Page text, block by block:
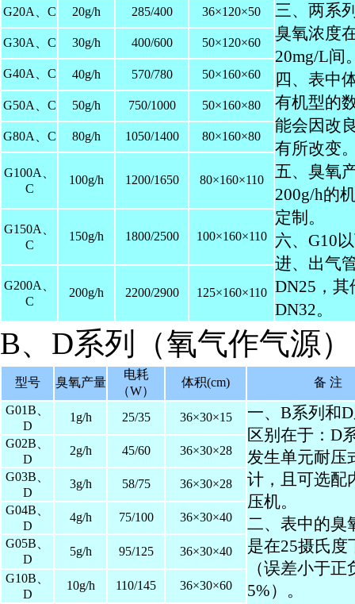
三、两系
臭氧浓度
20mg/L间
四、表中
有机型的
能会因改
有所改变
五、臭氧
200g/h的
定制。
六、G10
进、出气
DN25，其
DN32。
G20A、C 20g/h 285/400 36×120×50
G30A、C 30g/h 400/600 50×120×60
G40A、C 40g/h 570/780 50×160×60
G50A、C 50g/h 750/1000 50×160×80
G80A、C 80g/h 1050/1400 80×160×80
G100A、
C
100g/h 1200/1650 80×160×110
G150A、
C
150g/h 1800/2500 100×160×110
G200A、
C
200g/h 2200/2900 125×160×110
B、D系列（氧气作气源）
型号 臭氧产量
电耗
（W）
体积(cm) 备 注
G01B、
D
1g/h 25/35 36×30×15
一、B系列和
区别在于：D
发生单元耐压
计，且可选配
压机。
二、表中的臭
是在25摄氏度
（误差小于正
5%）。
G02B、
D
2g/h 45/60
36×30×28
G03B、
D
3g/h 58/75
36×30×28
G04B、
D
4g/h 75/100
36×30×40
G05B、
D
5g/h 95/125
36×30×40
G10B、
D
10g/h 110/145 36×30×60